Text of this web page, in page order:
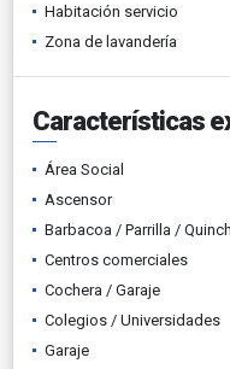
Habitación servicio
Zona de lavandería
Características
Área Social
Ascensor
Barbacoa / Parrilla /
Centros comerciales
Cochera / Garaje
Colegios / Universidades
Garaje